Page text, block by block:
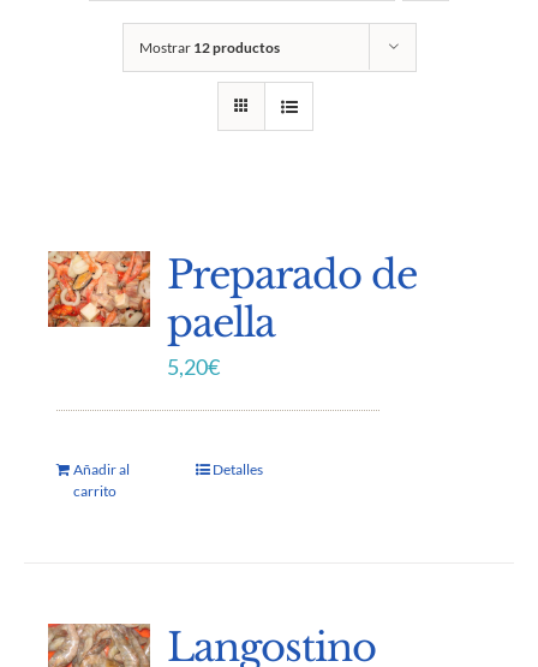
Mostrar 12 productos
Preparado de
paella
5,20€
Añadir al
carrito
Detalles
Langostino